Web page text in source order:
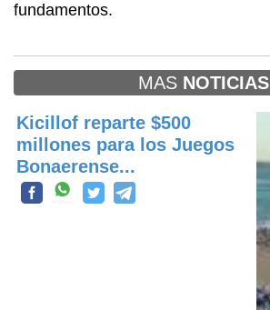
fundamentos.
MAS NOTICIAS
Kicillof reparte $500
millones para los Juegos
Bonaerense...